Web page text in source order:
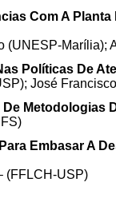
Com A
(UNESP-Marília);
Políticas De
José
Metodologias
Embasar A
(FFLCH-USP)